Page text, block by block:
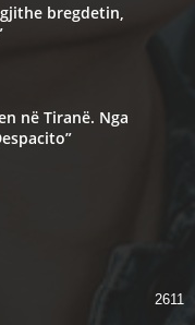
bregdetin,
në Tiranë. Nga
2611